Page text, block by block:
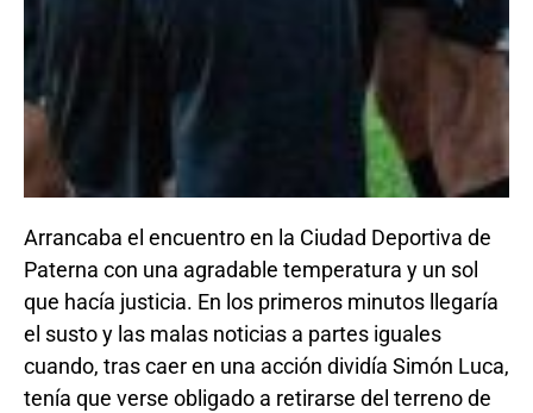
Arrancaba el encuentro en la Ciudad Deportiva de
Paterna con una agradable temperatura y un sol
que hacía justicia. En los primeros minutos llegaría
el susto y las malas noticias a partes iguales
cuando, tras caer en una acción dividía Simón Luca,
tenía que verse obligado a retirarse del terreno de